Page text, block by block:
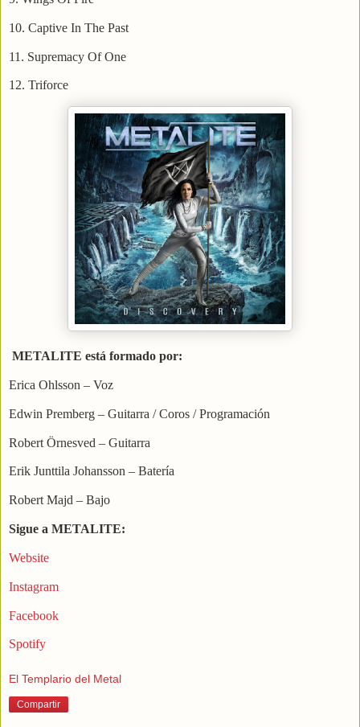
10. Captive In The Past
11. Supremacy Of One
12. Triforce
METALITE está formado por:
Erica Ohlsson – Voz
Edwin Premberg – Guitarra / Coros / Programación
Robert Örnesved – Guitarra
Erik Junttila Johansson – Batería
Robert Majd – Bajo
Sigue a METALITE:
Website
Instagram
Facebook
Spotify
El Templario del Metal
Compartir